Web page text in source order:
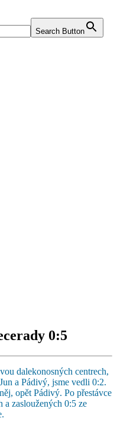
Search Button
0:5
dalekonosných centrech,
a Pádivý, jsme vedli 0:2.
opět Pádivý. Po přestávce
zasloužených 0:5 ze